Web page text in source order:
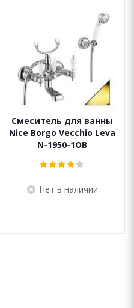
Смеситель для ванны
Nice Borgo Vecchio Leva
N-1950-1OB
Нет в наличии